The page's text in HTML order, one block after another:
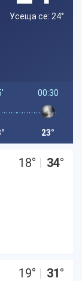
Усеща се: 24°
00:30
23°
18° | 34°
19° | 31°